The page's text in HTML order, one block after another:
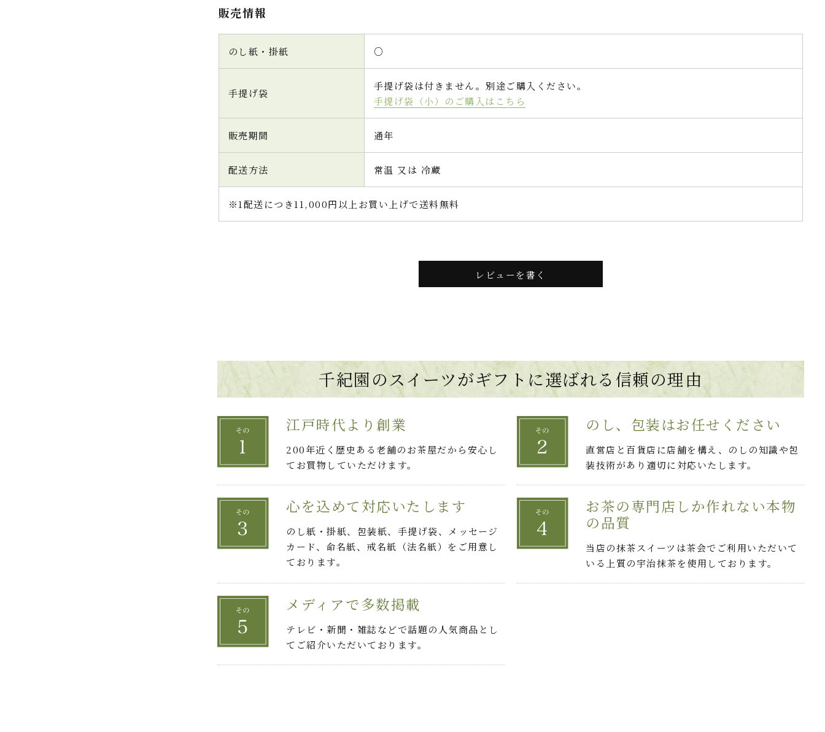
販売情報
のし紙・掛紙 ○
手提げ袋
手提げ袋は付きません。別途ご購入ください。
手提げ袋（小）のご購入はこちら
販売期間 通年
配送方法 常温 又は 冷蔵
※1配送につき11,000円以上お買い上げで送料無料
レビューを書く
千紀園のスイーツがギフトに選ばれる 信頼の理由
江戸時代より創業
200年近く歴史ある老舗のお茶屋だから安心し
てお買物していただけます。
のし、包装はお任せください
直営店と百貨店に店舗を構え、のしの知識や包
装技術があり適切に対応いたします。
心を込めて対応いたします
のし紙・掛紙、包装紙、手提げ袋、メッセージ
カード、命名紙、戒名紙（法名紙）をご用意し
ております。
お茶の専門店しか作れない本物
の品質
当店の抹茶スイーツは茶会でご利用いただいて
いる上質の宇治抹茶を使用しております。
メディアで多数掲載
テレビ・新聞・雑誌などで話題の人気商品とし
てご紹介いただいております。